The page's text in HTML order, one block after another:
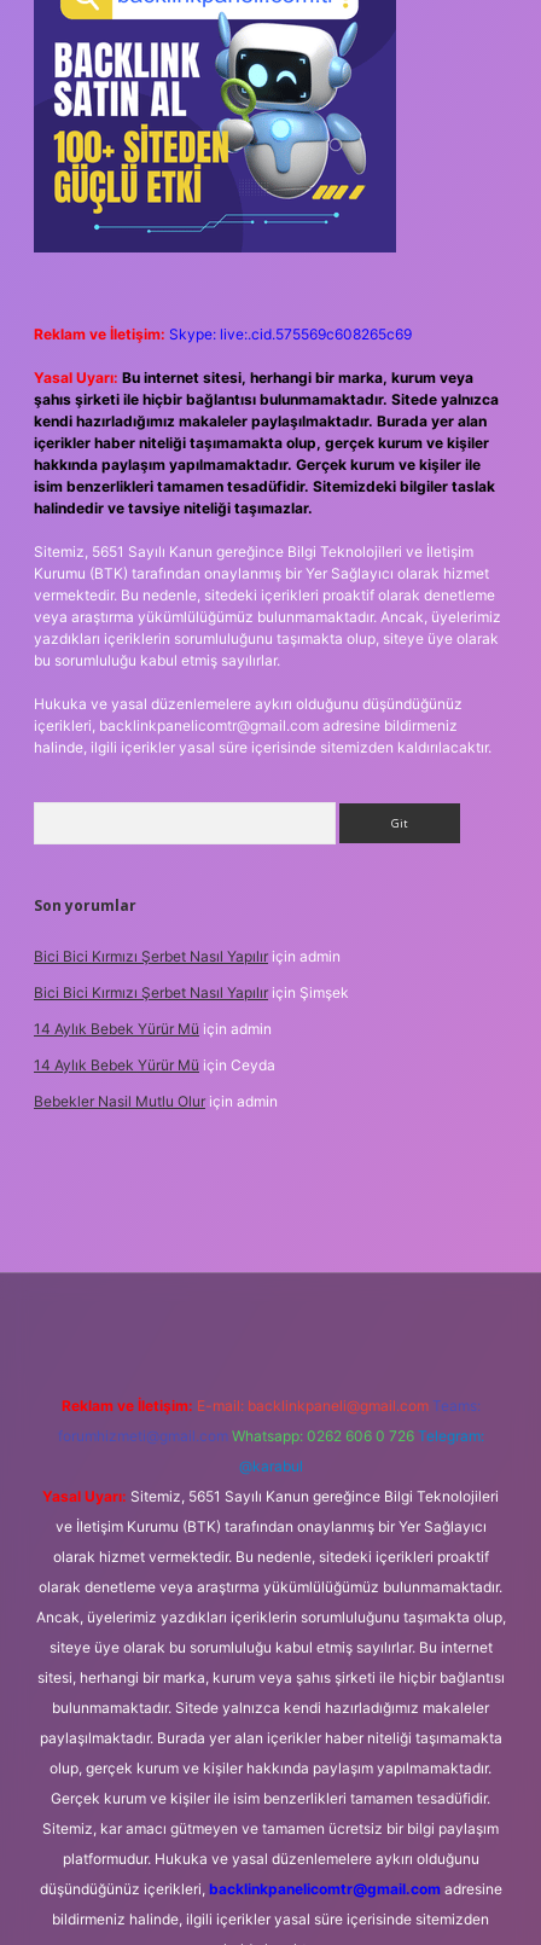
Reklam ve İletişim: Skype: live:.cid.575569c608265c69
Yasal Uyarı: Bu internet sitesi, herhangi bir marka, kurum veya
şahıs şirketi ile hiçbir bağlantısı bulunmamaktadır. Sitede yalnızca
kendi hazırladığımız makaleler paylaşılmaktadır. Burada yer alan
içerikler haber niteliği taşımamakta olup, gerçek kurum ve kişiler
hakkında paylaşım yapılmamaktadır. Gerçek kurum ve kişiler ile
isim benzerlikleri tamamen tesadüfidir. Sitemizdeki bilgiler taslak
halindedir ve tavsiye niteliği taşımazlar.
Sitemiz, 5651 Sayılı Kanun gereğince Bilgi Teknolojileri ve İletişim
Kurumu (BTK) tarafından onaylanmış bir Yer Sağlayıcı olarak hizmet
vermektedir. Bu nedenle, sitedeki içerikleri proaktif olarak denetleme
veya araştırma yükümlülüğümüz bulunmamaktadır. Ancak, üyelerimiz
yazdıkları içeriklerin sorumluluğunu taşımakta olup, siteye üye olarak
bu sorumluluğu kabul etmiş sayılırlar.
Hukuka ve yasal düzenlemelere aykırı olduğunu düşündüğünüz
içerikleri, backlinkpanelicomtr@gmail.com adresine bildirmeniz
halinde, ilgili içerikler yasal süre içerisinde sitemizden kaldırılacaktır.
Son yorumlar
Bici Bici Kırmızı Şerbet Nasıl Yapılır için admin
Bici Bici Kırmızı Şerbet Nasıl Yapılır için Şimşek
14 Aylık Bebek Yürür Mü için admin
14 Aylık Bebek Yürür Mü için Ceyda
Bebekler Nasil Mutlu Olur için admin
Reklam ve İletişim: E-mail: backlinkpaneli@gmail.com Teams:
forumhizmeti@gmail.com Whatsapp: 0262 606 0 726 Telegram:
@karabul
Yasal Uyarı: Sitemiz, 5651 Sayılı Kanun gereğince Bilgi Teknolojileri
ve İletişim Kurumu (BTK) tarafından onaylanmış bir Yer Sağlayıcı
olarak hizmet vermektedir. Bu nedenle, sitedeki içerikleri proaktif
olarak denetleme veya araştırma yükümlülüğümüz bulunmamaktadır.
Ancak, üyelerimiz yazdıkları içeriklerin sorumluluğunu taşımakta olup,
siteye üye olarak bu sorumluluğu kabul etmiş sayılırlar. Bu internet
sitesi, herhangi bir marka, kurum veya şahıs şirketi ile hiçbir bağlantısı
bulunmamaktadır. Sitede yalnızca kendi hazırladığımız makaleler
paylaşılmaktadır. Burada yer alan içerikler haber niteliği taşımamakta
olup, gerçek kurum ve kişiler hakkında paylaşım yapılmamaktadır.
Gerçek kurum ve kişiler ile isim benzerlikleri tamamen tesadüfidir.
Sitemiz, kar amacı gütmeyen ve tamamen ücretsiz bir bilgi paylaşım
platformudur. Hukuka ve yasal düzenlemelere aykırı olduğunu
düşündüğünüz içerikleri, backlinkpanelicomtr@gmail.comadresine
bildirmeniz halinde, ilgili içerikler yasal süre içerisinde sitemizden